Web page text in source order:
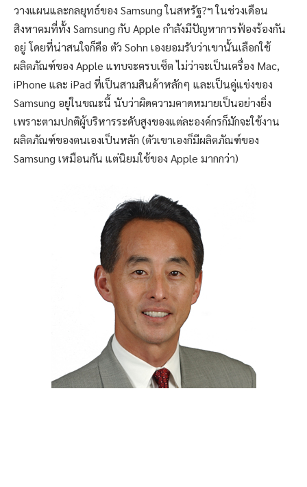
วางแผนและกลยุทธ์ของ Samsung ในสหรัฐ?ฯ ในช่วงเดือน
สิงหาคมที่ทั้ง Samsung กับ Apple กำลังมีปัญหาการฟ้องร้องกัน
อยู่ โดยที่น่าสนใจก็คือ ตัว Sohn เองยอมรับว่าเขานั้นเลือกใช้
ผลิตภัณฑ์ของ Apple แทบจะครบเซ็ต ไม่ว่าจะเป็นเครื่อง Mac,
iPhone และ iPad ที่เป็นสามสินค้าหลักๆ และเป็นคู่แข่งของ
Samsung อยู่ในขณะนี้ นับว่าผิดความคาดหมายเป็นอย่างยิ่ง
เพราะตามปกติผู้บริหารระดับสูงของแต่ละองค์กรก็มักจะใช้งาน
ผลิตภัณฑ์ของตนเองเป็นหลัก (ตัวเขาเองก็มีผลิตภัณฑ์ของ
Samsung เหมือนกัน แต่นิยมใช้ของ Apple มากกว่า)